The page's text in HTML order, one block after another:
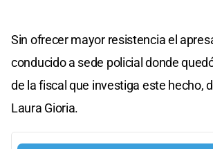
Sin ofrecer mayor resistencia el
conducido a sede policial donde
de la fiscal que investiga este hecho,
Laura Gioria.